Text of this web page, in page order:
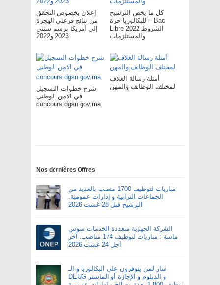
إعلان بخصوص التحقق
من نتائج قرعتي الهجرة
إلى أمريكا برسم سنتي
2023 و2022
كل ما يخص الترشيح
للبكالوريا حرة – Bac
Libre 2022 الشروط
والمستلزمات
شرح خطوات التسجيل
في الامن الوطني
concours.dgsn.gov.ma
أمثلة رسالة الغلاف
لمختلف الوظائف والمهن
Nos dernières Offres
مباريات لتوظيف 1700 منصب بالعديد من
الجماعات الترابية و إدارات عمومية.
الترشيح قبل 28 غشت 2026
الشركة الجهوية متعددة الخدمات سوس
ماسة : مباريات لتوظيف 174 مناصب. آخر
أجل 24 غشت 2026
سار لمن يتوفرون على البكالوريا و الـ
DEUG و الدبلوم و الإجازة أو الماستر